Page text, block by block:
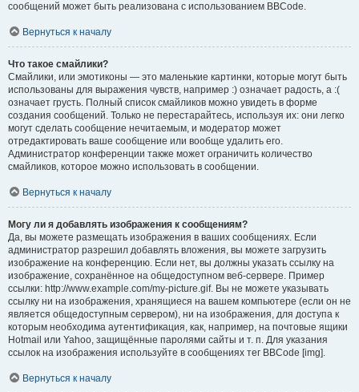
сообщений может быть реализована с использованием BBCode.
Вернуться к началу
Что такое смайлики?
Смайлики, или эмотиконы — это маленькие картинки, которые могут быть
использованы для выражения чувств, например :) означает радость, а :(
означает грусть. Полный список смайликов можно увидеть в форме
создания сообщений. Только не перестарайтесь, используя их: они легко
могут сделать сообщение нечитаемым, и модератор может
отредактировать ваше сообщение или вообще удалить его.
Администратор конференции также может ограничить количество
смайликов, которое можно использовать в сообщении.
Вернуться к началу
Могу ли я добавлять изображения к сообщениям?
Да, вы можете размещать изображения в ваших сообщениях. Если
администратор разрешил добавлять вложения, вы можете загрузить
изображение на конференцию. Если нет, вы должны указать ссылку на
изображение, сохранённое на общедоступном веб-сервере. Пример
ссылки: http://www.example.com/my-picture.gif. Вы не можете указывать
ссылку ни на изображения, хранящиеся на вашем компьютере (если он не
является общедоступным сервером), ни на изображения, для доступа к
которым необходима аутентификация, как, например, на почтовые ящики
Hotmail или Yahoo, защищённые паролями сайты и т. п. Для указания
ссылок на изображения используйте в сообщениях тег BBCode [img].
Вернуться к началу